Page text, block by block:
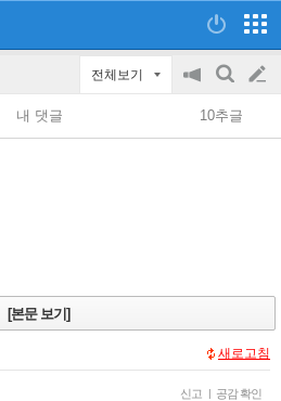
전체보기
공
지
on/off
검
색
글
쓰
내 댓글 10추글
[본문 보기]
새로고침
신고 | 공감 확인